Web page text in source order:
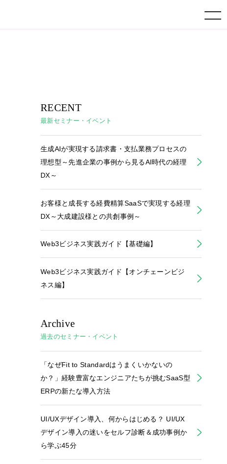
toggle navigation
RECENT
最新セミナー・イベント
生成AIが実現する請求書・支払業務プロセスの
理想型～先進企業の事例から見るAI時代の経理
DX～
お客様と成長する経費精算SaaSで実現する経理
DX～大成建設様との共創事例～
Web3ビジネス実践ガイド【基礎編】
Web3ビジネス実践ガイド【オンチェーンビジ
ネス編】
Archive
過去のセミナー・イベント
「なぜFit to Standardはうまくいかないの
か？」経験豊富なエンジニアたちが挑むSaaS型
ERPの新たな導入方法
UI/UXデザイン導入、何からはじめる？ UI/UX
デザイン導入の迷いをセルフ診断＆成功事例か
ら学ぶ45分